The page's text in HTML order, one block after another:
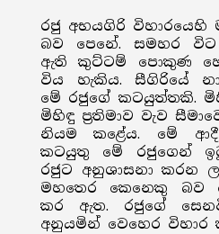
රජු අභයගිරි
බව පෙනේ. සමහර
ඇති කුට්ටම් පොකුණ
විය හැකිය. සීගිරියේ
මේ රජුගේ කටයුත්තකි.
මිහිඳු ප්‍රතිමාව වැව
නියම කළේය. මේ
කටයුතු මේ රජුගෙන්
රජුට අනුශාසනා කරන
මහතෙර කෙනෙකු බව
කර ඇත. රජුගේ
අනුයමින් වෙහෙර විහාර